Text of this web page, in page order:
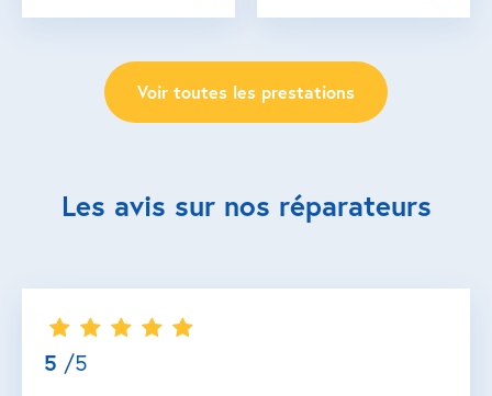
Voir toutes les prestations
Les avis sur nos réparateurs
5 /5